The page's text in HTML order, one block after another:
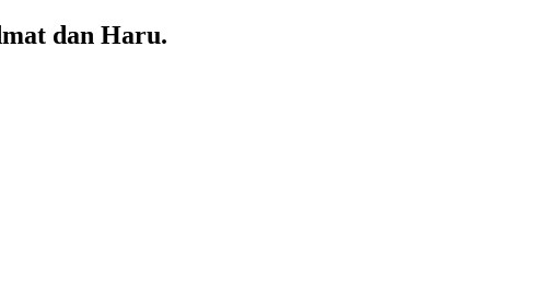
dan Haru.